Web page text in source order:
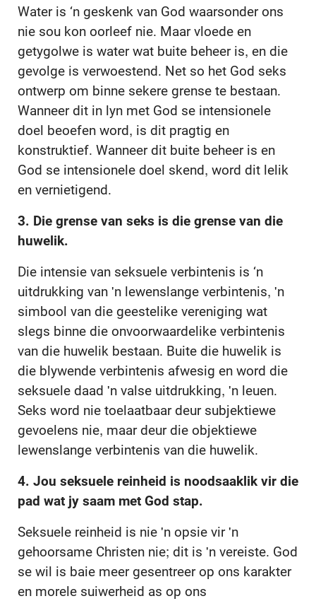
Water is ‘n geskenk van God waarsonder ons
nie sou kon oorleef nie. Maar vloede en
getygolwe is water wat buite beheer is, en die
gevolge is verwoestend. Net so het God seks
ontwerp om binne sekere grense te bestaan.
Wanneer dit in lyn met God se intensionele
doel beoefen word, is dit pragtig en
konstruktief. Wanneer dit buite beheer is en
God se intensionele doel skend, word dit lelik
en vernietigend.
3. Die grense van seks is die grense van die
huwelik.
Die intensie van seksuele verbintenis is ‘n
uitdrukking van 'n lewenslange verbintenis, 'n
simbool van die geestelike vereniging wat
slegs binne die onvoorwaardelike verbintenis
van die huwelik bestaan. Buite die huwelik is
die blywende verbintenis afwesig en word die
seksuele daad 'n valse uitdrukking, 'n leuen.
Seks word nie toelaatbaar deur subjektiewe
gevoelens nie, maar deur die objektiewe
lewenslange verbintenis van die huwelik.
4. Jou seksuele reinheid is noodsaaklik vir die
pad wat jy saam met God stap.
Seksuele reinheid is nie 'n opsie vir 'n
gehoorsame Christen nie; dit is 'n vereiste. God
se wil is baie meer gesentreer op ons karakter
en morele suiwerheid as op ons